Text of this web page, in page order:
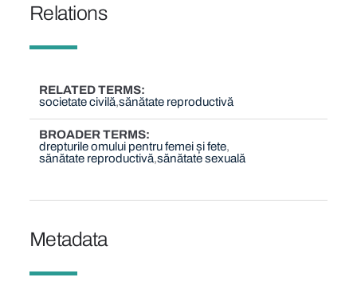
Relations
RELATED TERMS
societate civilă sănătate reproductivă
BROADER TERMS
drepturile omului pentru femei și fete
sănătate reproductivă sănătate sexuală
Metadata